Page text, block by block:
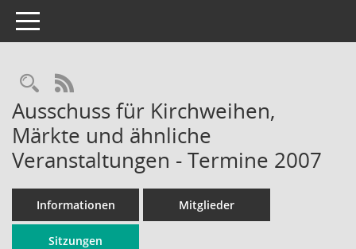
Toggle navigation
Rechercheauswahl
RSS-Feed
Ausschuss für Kirchweihen,
Märkte und ähnliche
Veranstaltungen - Termine 2007
Informationen Mitglieder
Sitzungen